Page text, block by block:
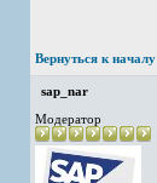
Вернуться к началу
sap_nar
Модератор